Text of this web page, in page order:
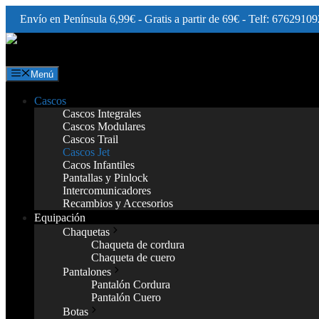
Envío en Península 6,99€ - Gratis a partir de 69€ - Telf:
Saltar
contenido
Menú
Cascos
Cascos Integrales
Cascos Modulares
Cascos Trail
Cascos Jet
Cacos Infantiles
Pantallas y Pinlock
Intercomunicadores
Recambios y Accesorios
Equipación
Chaquetas
Chaqueta de cordura
Chaqueta de cuero
Pantalones
Pantalón Cordura
Pantalón Cuero
Botas